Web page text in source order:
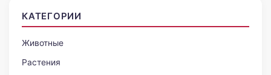
КАТЕГОРИИ
Животные
Растения